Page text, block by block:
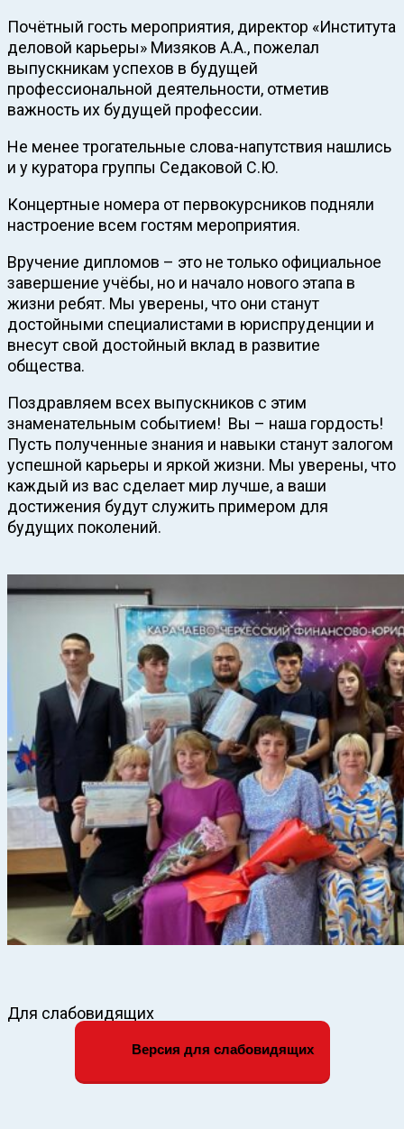
Почётный гость мероприятия, директор «Института
деловой карьеры» Мизяков А.А., пожелал
выпускникам успехов в будущей
профессиональной деятельности, отметив
важность их будущей профессии.
Не менее трогательные слова-напутствия нашлись
и у куратора группы Седаковой С.Ю.
Концертные номера от первокурсников подняли
настроение всем гостям мероприятия.
Вручение дипломов – это не только официальное
завершение учёбы, но и начало нового этапа в
жизни ребят. Мы уверены, что они станут
достойными специалистами в юриспруденции и
внесут свой достойный вклад в развитие
общества.
Поздравляем всех выпускников с этим
знаменательным событием! Вы – наша гордость!
Пусть полученные знания и навыки станут залогом
успешной карьеры и яркой жизни. Мы уверены, что
каждый из вас сделает мир лучше, а ваши
достижения будут служить примером для
будущих поколений.
Для слабовидящих
Версия для слабовидящих